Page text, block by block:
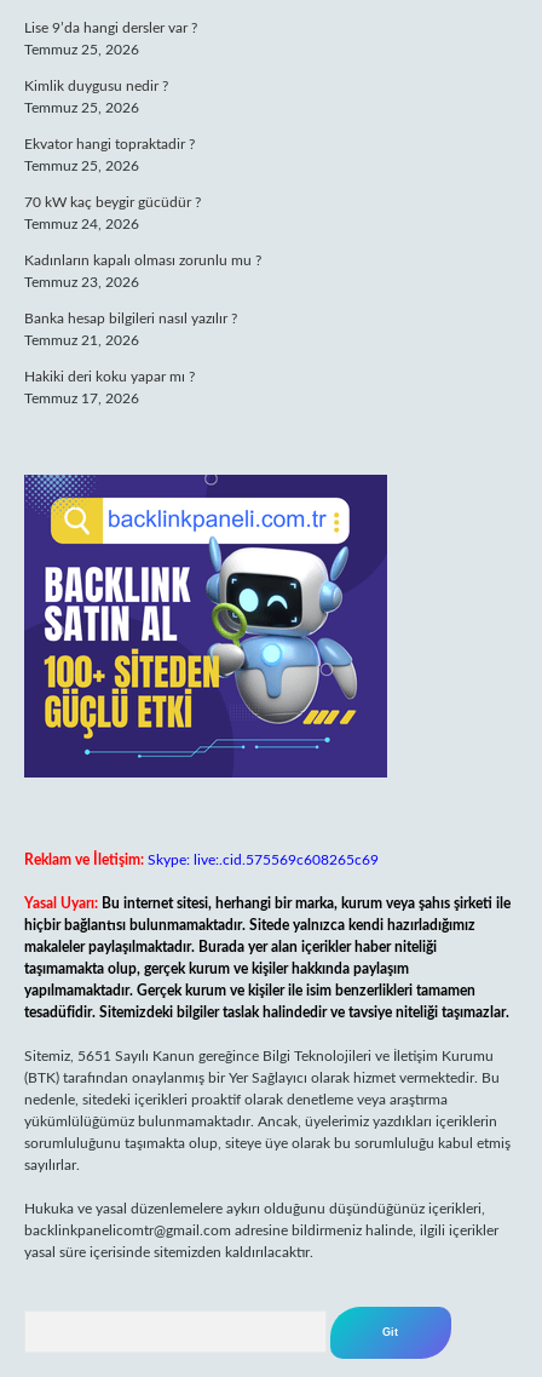
Lise 9’da hangi dersler var ?
Temmuz 25, 2026
Kimlik duygusu nedir ?
Temmuz 25, 2026
Ekvator hangi topraktadir ?
Temmuz 25, 2026
70 kW kaç beygir gücüdür ?
Temmuz 24, 2026
Kadınların kapalı olması zorunlu mu ?
Temmuz 23, 2026
Banka hesap bilgileri nasıl yazılır ?
Temmuz 21, 2026
Hakiki deri koku yapar mı ?
Temmuz 17, 2026
Reklam ve İletişim: Skype: live:.cid.575569c608265c69
Yasal Uyarı: Bu internet sitesi, herhangi bir marka, kurum veya şahıs şirketi ile
hiçbir bağlantısı bulunmamaktadır. Sitede yalnızca kendi hazırladığımız
makaleler paylaşılmaktadır. Burada yer alan içerikler haber niteliği
taşımamakta olup, gerçek kurum ve kişiler hakkında paylaşım
yapılmamaktadır. Gerçek kurum ve kişiler ile isim benzerlikleri tamamen
tesadüfidir. Sitemizdeki bilgiler taslak halindedir ve tavsiye niteliği taşımazlar.
Sitemiz, 5651 Sayılı Kanun gereğince Bilgi Teknolojileri ve İletişim Kurumu
(BTK) tarafından onaylanmış bir Yer Sağlayıcı olarak hizmet vermektedir. Bu
nedenle, sitedeki içerikleri proaktif olarak denetleme veya araştırma
yükümlülüğümüz bulunmamaktadır. Ancak, üyelerimiz yazdıkları içeriklerin
sorumluluğunu taşımakta olup, siteye üye olarak bu sorumluluğu kabul etmiş
sayılırlar.
Hukuka ve yasal düzenlemelere aykırı olduğunu düşündüğünüz içerikleri,
backlinkpanelicomtr@gmail.com adresine bildirmeniz halinde, ilgili içerikler
yasal süre içerisinde sitemizden kaldırılacaktır.